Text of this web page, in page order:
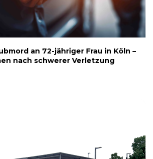
an 72-jähriger Frau in Köln –
nach schwerer Verletzung